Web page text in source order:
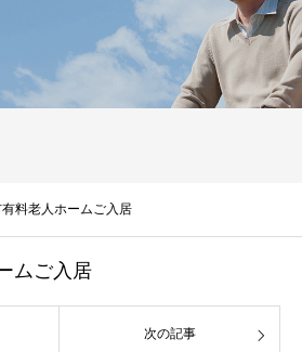
料老人ホームご入居
ムご入居
次の記事